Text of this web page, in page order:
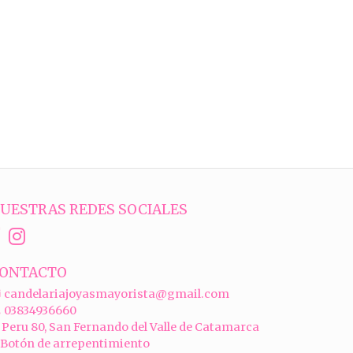
REDES SOCIALES
candelariajoyasmayorista@gmail.com
03834936660
Peru 80, San Fernando del Valle de Catamarca
de arrepentimiento